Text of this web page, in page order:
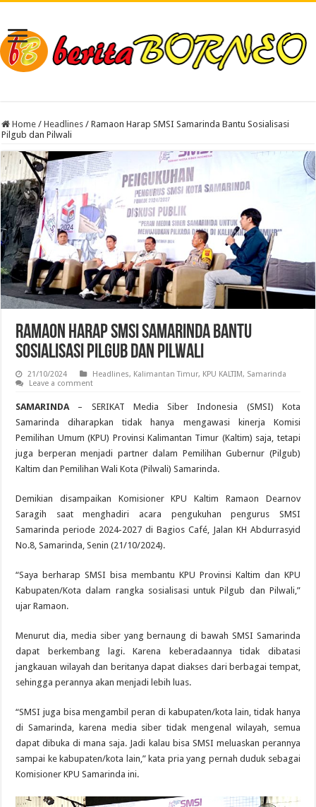
Home / Headlines / Ramaon Harap SMSI Samarinda Bantu Sosialisasi
Pilgub dan Pilwali
Ramaon Harap SMSI Samarinda Bantu
Sosialisasi Pilgub dan Pilwali
21/10/2024 Headlines, Kalimantan Timur, KPU KALTIM, Samarinda
Leave a comment
SAMARINDA – SERIKAT Media Siber Indonesia (SMSI) Kota
Samarinda diharapkan tidak hanya mengawasi kinerja Komisi
Pemilihan Umum (KPU) Provinsi Kalimantan Timur (Kaltim) saja, tetapi
juga berperan menjadi partner dalam Pemilihan Gubernur (Pilgub)
Kaltim dan Pemilihan Wali Kota (Pilwali) Samarinda.
Demikian disampaikan Komisioner KPU Kaltim Ramaon Dearnov
Saragih saat menghadiri acara pengukuhan pengurus SMSI
Samarinda periode 2024-2027 di Bagios Café, Jalan KH Abdurrasyid
No.8, Samarinda, Senin (21/10/2024).
“Saya berharap SMSI bisa membantu KPU Provinsi Kaltim dan KPU
Kabupaten/Kota dalam rangka sosialisasi untuk Pilgub dan Pilwali,”
ujar Ramaon.
Menurut dia, media siber yang bernaung di bawah SMSI Samarinda
dapat berkembang lagi. Karena keberadaannya tidak dibatasi
jangkauan wilayah dan beritanya dapat diakses dari berbagai tempat,
sehingga perannya akan menjadi lebih luas.
“SMSI juga bisa mengambil peran di kabupaten/kota lain, tidak hanya
di Samarinda, karena media siber tidak mengenal wilayah, semua
dapat dibuka di mana saja. Jadi kalau bisa SMSI meluaskan perannya
sampai ke kabupaten/kota lain,” kata pria yang pernah duduk sebagai
Komisioner KPU Samarinda ini.